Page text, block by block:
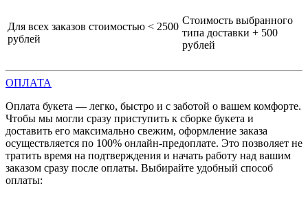
Для всех заказов стоимостью < 2500
рублей
Стоимость выбранного
типа доставки + 500
рублей
ОПЛАТА
Оплата букета — легко, быстро и с заботой о вашем комфорте.
Чтобы мы могли сразу приступить к сборке букета и
доставить его максимально свежим, оформление заказа
осуществляется по 100% онлайн-предоплате. Это позволяет не
тратить время на подтверждения и начать работу над вашим
заказом сразу после оплаты. Выбирайте удобный способ
оплаты: